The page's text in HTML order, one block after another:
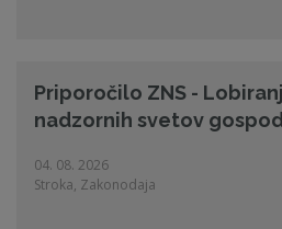
Priporočilo ZNS -
nadzornih svetov
04. 08. 2026
Stroka, Zakonodaja